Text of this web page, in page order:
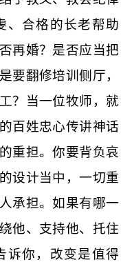
、合格的长老帮助
再婚？是否应当把
要翻修培训侧厅，
？当一位牧师，就
百姓忠心传讲神话
重担。你要背负哀
设计当中，一切重
承担。如果有哪一
他、支持他、托住
诉你，改变是值得